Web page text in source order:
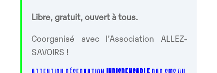
Libre, gratuit, ouvert à tous.
Coorganisé avec l’Association ALLEZ-
SAVOIRS !